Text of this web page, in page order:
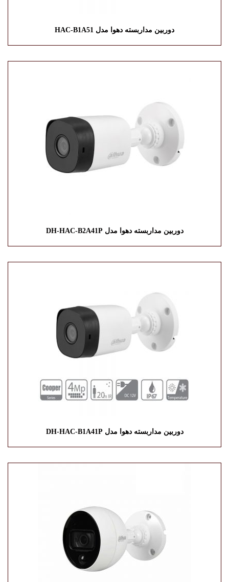
دوربین مداربسته دهوا مدل HAC-B1A51
دوربین مداربسته دهوا مدل DH-HAC-B2A41P
دوربین مداربسته دهوا مدل DH-HAC-B1A41P